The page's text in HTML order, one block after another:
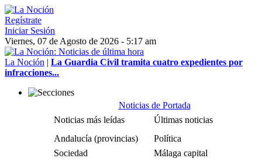
Regístrate
Iniciar Sesión
Viernes, 07 de Agosto de 2026 - 5:17 am
La Noción | La Guardia Civil tramita cuatro expedientes por
infracciones...
Noticias de Portada
Noticias más leídas
Últimas noticias
Andalucía (provincias)
Política
Sociedad
Málaga capital